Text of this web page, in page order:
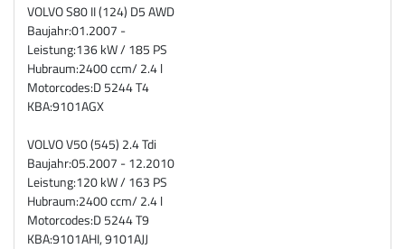
VOLVO S80 II (124) D5 AWD
Baujahr:01.2007 -
Leistung:136 kW / 185 PS
Hubraum:2400 ccm/ 2.4 l
Motorcodes:D 5244 T4
KBA:9101AGX
VOLVO V50 (545) 2.4 Tdi
Baujahr:05.2007 - 12.2010
Leistung:120 kW / 163 PS
Hubraum:2400 ccm/ 2.4 l
Motorcodes:D 5244 T9
KBA:9101AHI, 9101AJJ